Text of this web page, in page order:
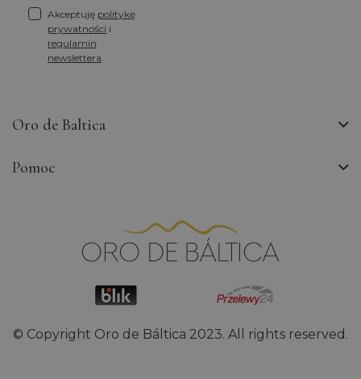
Akceptuję politykę
prywatności i
regulamin
newslettera.
Oro de Baltica
Pomoc
© Copyright Oro de Báltica 2023. All rights reserved.
_ga_9RRLVLJGH6